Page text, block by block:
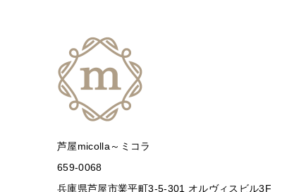
芦屋micolla～ミコラ
659-0068
兵庫県芦屋市業平町3-5-301 オルヴィスビル3F